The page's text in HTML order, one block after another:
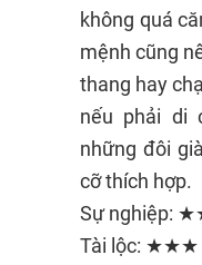
không quá
mệnh cũng
thang hay
nếu phải di
những đôi
cỡ thích hợp.
Sự nghiệp:
Tài lộc: ★★★